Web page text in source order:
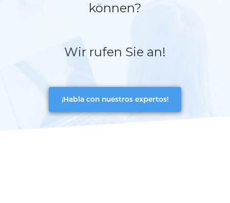
können?
Wir rufen Sie an!
¡Habla con nuestros expertos!